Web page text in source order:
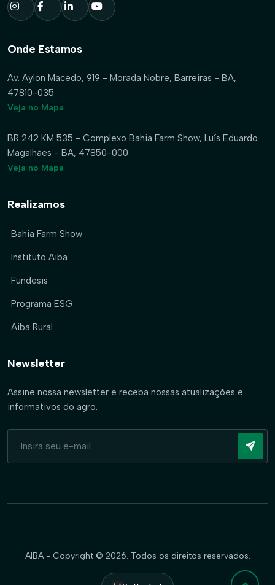
Onde Estamos
Av. Aylon Macedo, 919 - Morada Nobre, Barreiras - BA,
47810-035
Veja no Mapa
BR 242 KM 535 - Complexo Bahia Farm Show, Luís Eduardo
Magalhães - BA, 47850-000
Veja no Mapa
Realizamos
Bahia Farm Show
Instituto Aiba
Fundesis
Programa ESG
Aiba Rural
Newsletter
Assine nossa newsletter e receba nossas atualizações e
informativos do agro.
AIBA - Copyright © 2026. Todos os direitos reservados.